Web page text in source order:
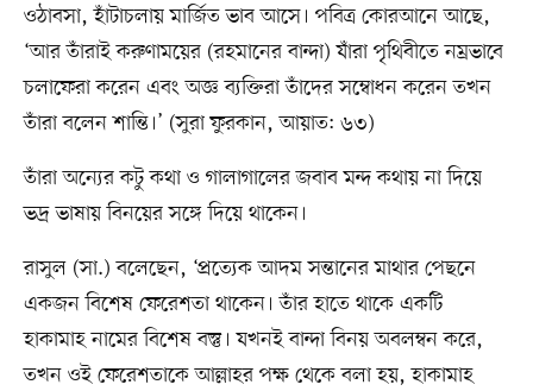
ওঠাবসা, হাঁটাচলায় মার্জিত ভাব আসে। পবিত্র কোরআনে আছে,
‘আর তাঁরাই করুণাময়ের (রহমানের বান্দা) যাঁরা পৃথিবীতে নম্রভাবে
চলাফেরা করেন এবং অজ্ঞ ব্যক্তিরা তাঁদের সম্বোধন করেন তখন
তাঁরা বলেন শান্তি।’ (সুরা ফুরকান, আয়াত: ৬৩)
তাঁরা অন্যের কটু কথা ও গালাগালের জবাব মন্দ কথায় না দিয়ে
ভদ্র ভাষায় বিনয়ের সঙ্গে দিয়ে থাকেন।
রাসুল (সা.) বলেছেন, ‘প্রত্যেক আদম সন্তানের মাথার পেছনে
একজন বিশেষ ফেরেশতা থাকেন। তাঁর হাতে থাকে একটি
হাকামাহ নামের বিশেষ বস্তু। যখনই বান্দা বিনয় অবলম্বন করে,
তখন ওই ফেরেশতাকে আল্লাহর পক্ষ থেকে বলা হয়, হাকামাহ